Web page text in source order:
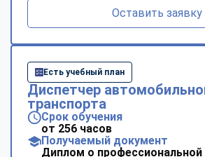
Оставить заявку
Есть учебный план
Диспетчер
транспорта
Срок обучения
от 256 часов
Получаемый документ
Диплом о профессиональной